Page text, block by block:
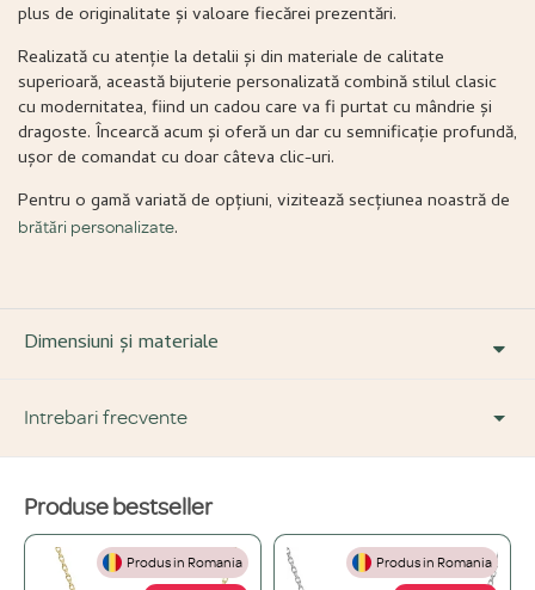
plus de originalitate și valoare fiecărei prezentări.
Realizată cu atenție la detalii și din materiale de calitate
superioară, această bijuterie personalizată combină stilul clasic
cu modernitatea, fiind un cadou care va fi purtat cu mândrie și
dragoste. Încearcă acum și oferă un dar cu semnificație profundă,
ușor de comandat cu doar câteva clic-uri.
Pentru o gamă variată de opțiuni, vizitează secțiunea noastră de
brățări personalizate.
Dimensiuni și materiale
Intrebari frecvente
DESPRE PRODUS ȘI MATERIALE
Din ce materiale sunt fabricate bijuteriile voastre?
Produse bestseller
Produs in Romania Produs in Romania